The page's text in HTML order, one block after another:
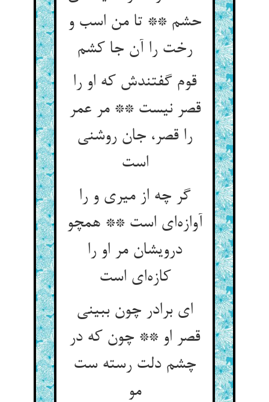
حشم ** تا من اسب و
قوم گفتندش که او را
قصر نیست ** مر عمر
را قصر، جان روشنی
است‌‌
گر چه از میری و را
آوازه‌‌ای است ** همچو
درویشان مر او را
کازه‌‌ای است‌‌
ای برادر چون ببینی
قصر او ** چون که در
چشم دلت رسته ست
مو